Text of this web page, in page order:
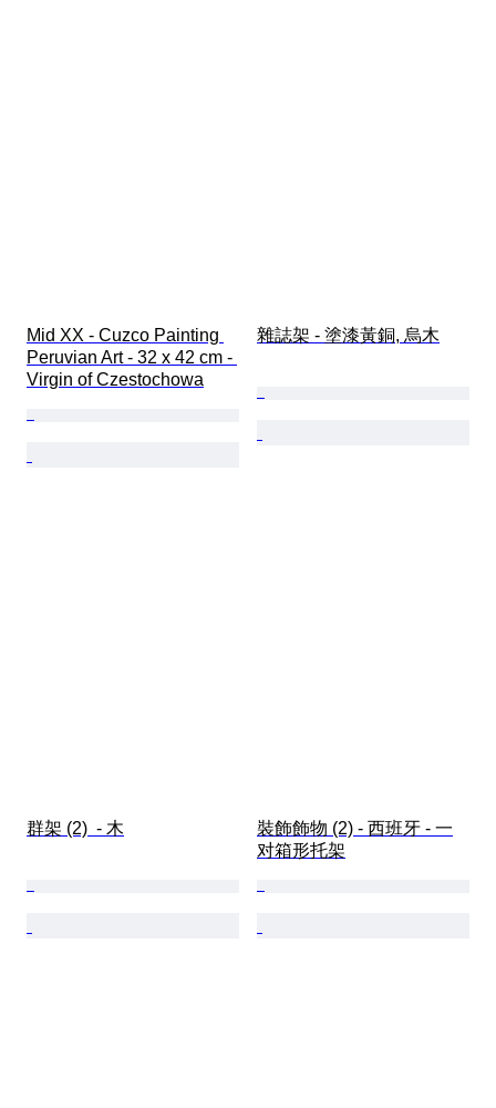
Mid XX - Cuzco Painting
Peruvian Art - 32 x 42 cm -
Virgin of Czestochowa
雜誌架 - 塗漆黃銅, 烏木
群架 (2)  - 木
裝飾飾物 (2) - 西班牙 - 一
对箱形托架